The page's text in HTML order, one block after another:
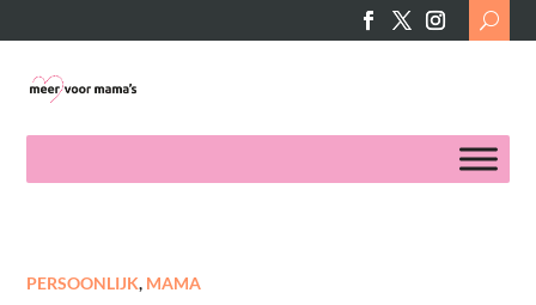
Search
for:
PERSOONLIJK, MAMA